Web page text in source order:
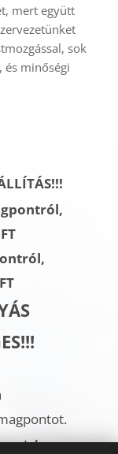
mert együtt
sok
és minőségi